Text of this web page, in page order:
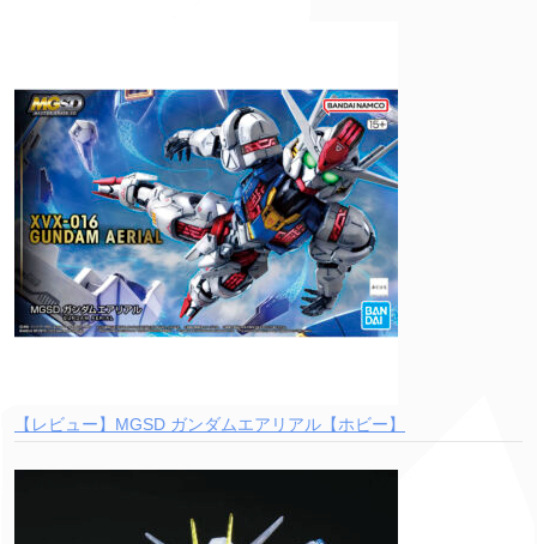
【レビュー】MGSD ガンダムエアリアル【ホビー】